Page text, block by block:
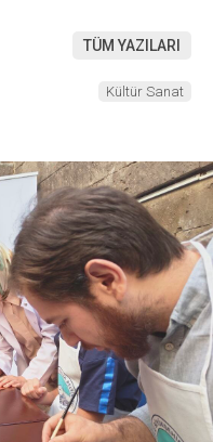
TÜM YAZILARI
Kültür Sanat